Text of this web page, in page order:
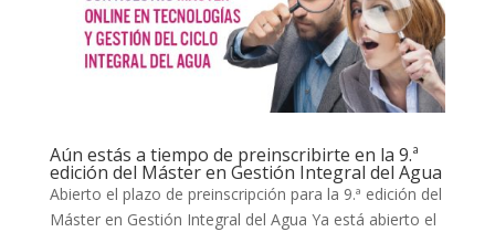
Aún estás a tiempo de preinscribirte en la 9.ª
edición del Máster en Gestión Integral del Agua
Abierto el plazo de preinscripción para la 9.ª edición del
Máster en Gestión Integral del Agua Ya está abierto el